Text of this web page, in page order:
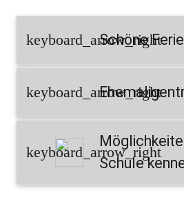
keyboard_arrow_right
Schöne
keyboard_arrow_right
keyboard_arrow_right
Schule